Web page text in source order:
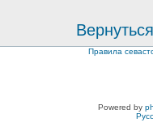
Правила
Powered by